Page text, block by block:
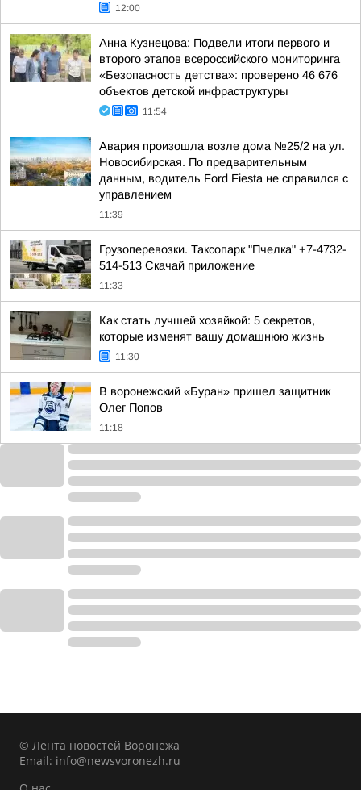
12:00
Анна Кузнецова: Подвели итоги первого и
второго этапов всероссийского мониторинга
«Безопасность детства»: проверено 46 676
объектов детской инфраструктуры
11:54
Авария произошла возле дома №25/2 на ул.
Новосибирская. По предварительным
данным, водитель Ford Fiesta не справился с
управлением
11:39
Грузоперевозки. Таксопарк "Пчелка" +7-4732-
514-513 Скачай приложение
11:33
Как стать лучшей хозяйкой: 5 секретов,
которые изменят вашу домашнюю жизнь
11:30
В воронежский «Буран» пришел защитник
Олег Попов
11:18
© Лента новостей Воронежа
Email: info@newsvoronezh.ru